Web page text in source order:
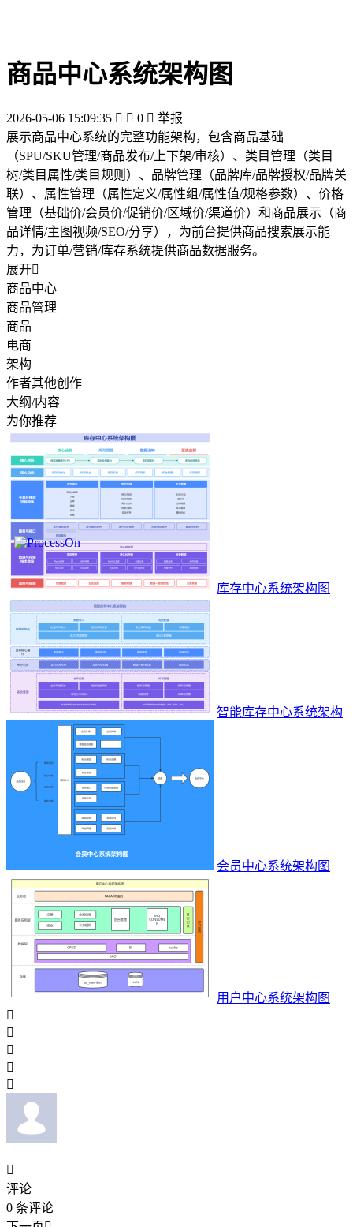
商品中心系统架构图
2026-05-06 15:09:35   0  举报
展示商品中心系统的完整功能架构，包含商品基础
（SPU/SKU管理/商品发布/上下架/审核）、类目管理（类目
树/类目属性/类目规则）、品牌管理（品牌库/品牌授权/品牌关
联）、属性管理（属性定义/属性组/属性值/规格参数）、价格
管理（基础价/会员价/促销价/区域价/渠道价）和商品展示（商
品详情/主图视频/SEO/分享），为前台提供商品搜索展示能
力，为订单/营销/库存系统提供商品数据服务。
展开
商品中心
商品管理
商品
电商
架构
作者其他创作
大纲/内容
为你推荐
库存中心系统架构图
智能库存中心系统架构
会员中心系统架构图
用户中心系统架构图






评论
0 条评论